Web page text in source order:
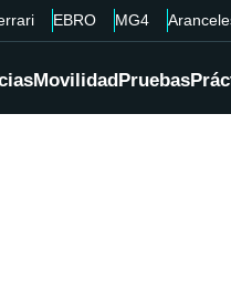
EBRO MG4
MovilidadPruebas